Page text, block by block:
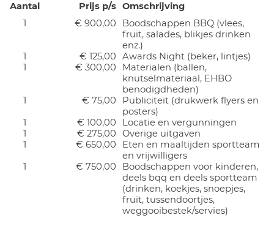
Aantal
Prijs p/s Omschrijving
1
€ 900,00
Boodschappen BBQ (vlees,
fruit, salades, blikjes drinken
enz.)
1
€ 125,00
Awards Night (beker, lintjes)
1
€ 300,00
Materialen (ballen,
knutselmateriaal, EHBO
benodigdheden)
1
€ 75,00
Publiciteit (drukwerk flyers en
posters)
1
€ 100,00
Locatie en vergunningen
1
€ 275,00
Overige uitgaven
1
€ 650,00
Eten en maaltijden sportteam
en vrijwilligers
1
€ 750,00
Boodschappen voor kinderen,
deels bqq en deels sportteam
(drinken, koekjes, snoepjes,
fruit, tussendoortjes,
weggooibestek/servies)